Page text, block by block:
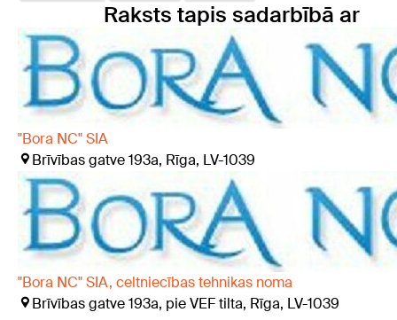
Raksts tapis sadarbībā ar
"Bora NC" SIA
Brīvības gatve 193a, Rīga, LV-1039
"Bora NC" SIA, celtniecības tehnikas noma
Brīvības gatve 193a, pie VEF tilta, Rīga, LV-1039